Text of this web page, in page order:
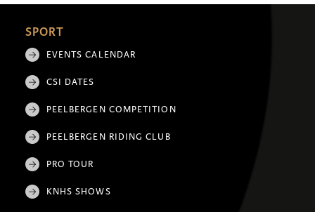
SPORT
EVENTS CALENDAR
CSI DATES
PEELBERGEN COMPETITION
PEELBERGEN RIDING CLUB
PRO TOUR
KNHS SHOWS